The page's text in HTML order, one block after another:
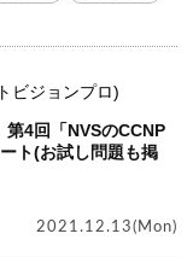
ビジョンプロ)
第4回「NVSのCCNP
ト(お試し問題も掲
2021.12.13(Mon)